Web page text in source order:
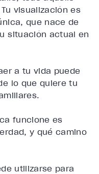
visualización es
que nace de
situación actual en
a tu vida puede
lo que quiere tu
funcione es
y qué camino
utilizarse para